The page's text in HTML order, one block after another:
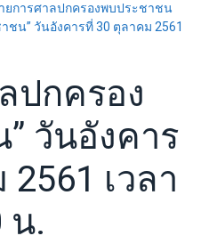
ยการศาลปกครองพบประชาชน
ชน” วันอังคารที่ 30 ตุลาคม 2561
ปกครอง
วันอังคาร
เวลา
น.